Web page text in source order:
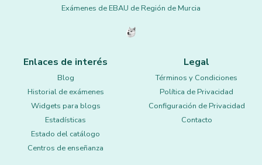
Exámenes de EBAU de Región de Murcia
Enlaces de interés
Blog
Historial de exámenes
Widgets para blogs
Estadísticas
Estado del catálogo
Centros de enseñanza
Legal
Términos y Condiciones
Política de Privacidad
Configuración de Privacidad
Contacto